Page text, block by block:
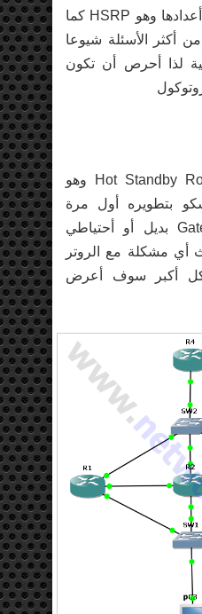
يعرفها ويعرف طريقة أعدادها وهو HSRP كما
من أكثر الأسئلة شيوعا
لذا أحرص أن تكون
معناها Hot Standby Router Protocol وهو
بتطويره أول مرة
ووظيفته توفير Gateway بديل أو أحتياطي
مشكلة مع الروتر
أكبر سوف أعرض